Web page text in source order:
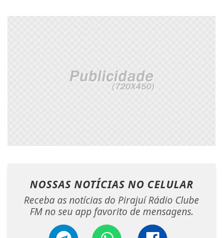
NOSSAS NOTÍCIAS NO CELULAR
Receba as notícias do Pirajuí Rádio Clube
FM no seu app favorito de mensagens.